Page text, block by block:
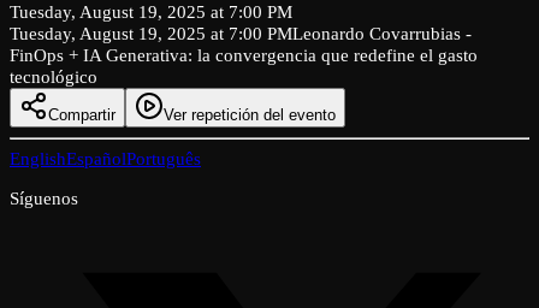
Tuesday, August 19, 2025 at 7:00 PM
Tuesday, August 19, 2025 at 7:00 PMLeonardo Covarrubias -
FinOps + IA Generativa: la convergencia que redefine el gasto
tecnológico
Compartir Ver repetición del evento
EnglishEspañolPortuguês
Síguenos